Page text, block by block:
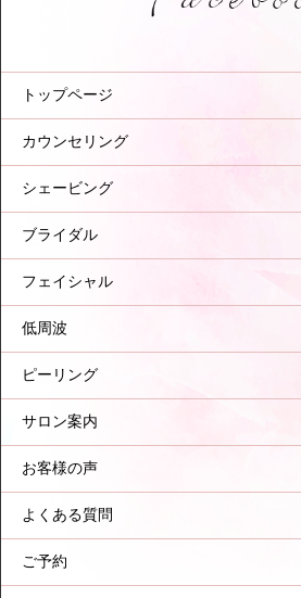
トップページ
カウンセリング
シェービング
ブライダル
フェイシャル
低周波
ピーリング
サロン案内
お客様の声
よくある質問
ご予約